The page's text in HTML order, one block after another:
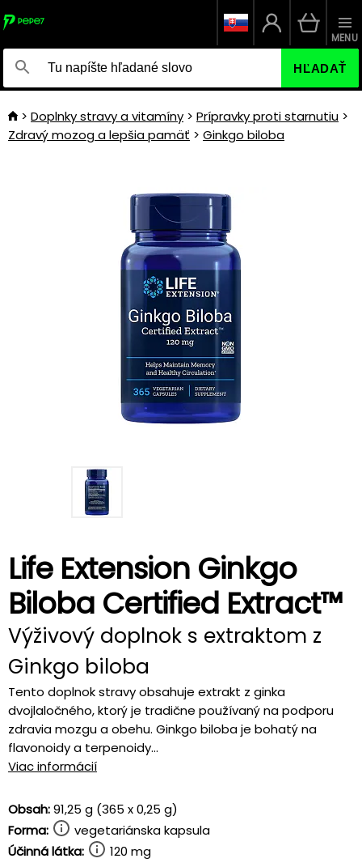
HĽADAŤ
MENU
Doplnky stravy a vitamíny
Prípravky proti starnutiu
Zdravý mozog a lepšia pamäť
Ginkgo biloba
Life Extension Ginkgo
Biloba Certified Extract™
Výživový doplnok s extraktom z
Ginkgo biloba
Tento doplnok stravy obsahuje extrakt z ginka
dvojlaločného, ktorý je tradične používaný na podporu
zdravia mozgu a obehu. Ginkgo biloba je bohatý na
flavonoidy a terpenoidy...
Viac informácií
Obsah:91,25 g (365 x 0,25 g)
Forma:
vegetariánska kapsula
Účinná látka:
120 mg